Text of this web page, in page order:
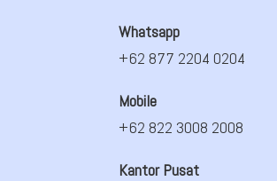
Whatsapp
+62 877 2204 0204
Mobile
+62 822 3008 2008
Kantor Pusat